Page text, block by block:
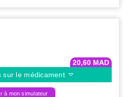
20,60 MAD
sur le médicament
à mon simulateur